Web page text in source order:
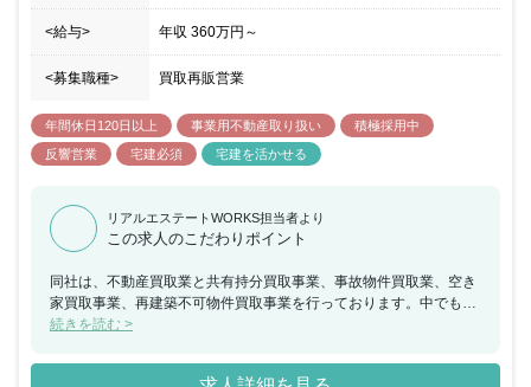
<給与> 年収 360万円 ～
<募集職種> 買取再販営業
年間休日120日以上 事業用不動産取り扱い
積極採用中
反響営業
宅建必須 宅建を活かせる
リアルエステートWORKS担当者より
この求人のこだわりポイント
同社は、不動産買取業と共有持分買取事業、事故物件買取業、空き
家買取事業、再建築不可物件買取事業を行っております。中でも買
取再販事業については、権利関係が複雑な戸建や工場や山等々不動
おります。また、代表がWEBマーケティングをやっており、営業マ
続きを読む >